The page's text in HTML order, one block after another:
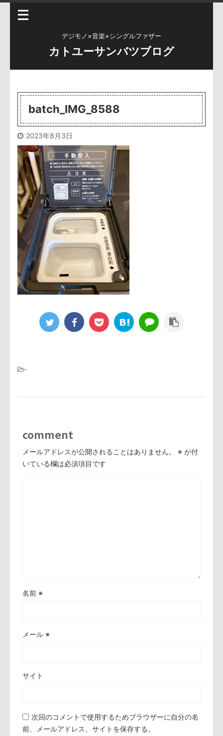
デジモノ×音楽×シングルファザー
カトユーサンバツブログ
batch_IMG_8588
2023年8月3日
-
comment
メールアドレスが公開されることはありません。 ※ が付
いている欄は必須項目です
名前 ※
メール ※
サイト
次回のコメントで使用するためブラウザーに自分の名
前、メールアドレス、サイトを保存する。